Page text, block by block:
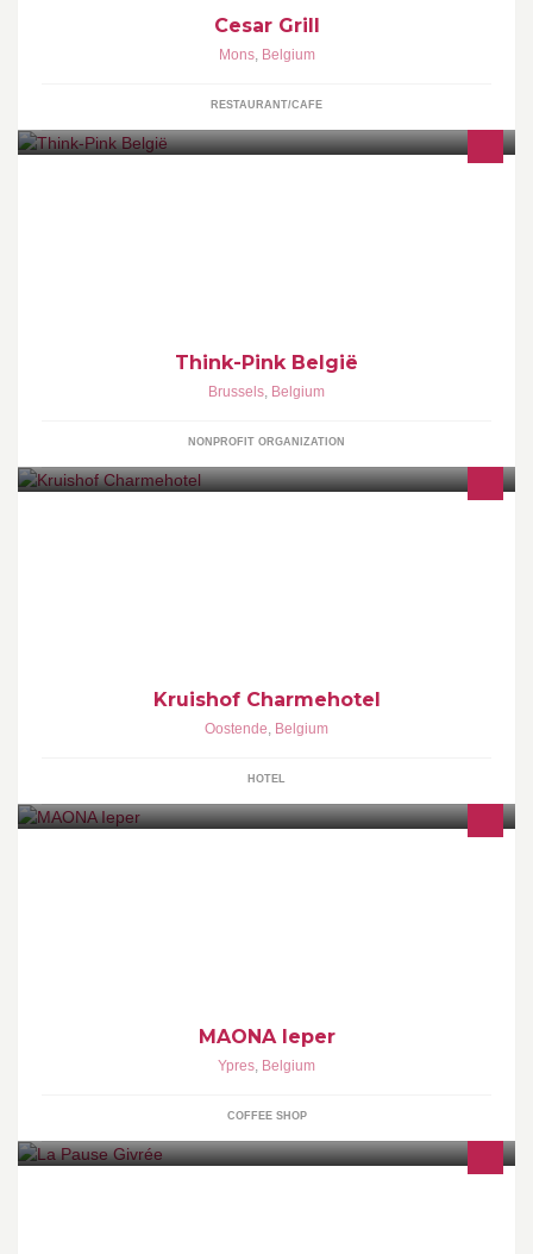
Cesar Grill
Mons, Belgium
RESTAURANT/CAFE
Think-Pink België
Brussels, Belgium
NONPROFIT ORGANIZATION
Kruishof Charmehotel
Oostende, Belgium
HOTEL
MAONA Ieper
Ypres, Belgium
COFFEE SHOP